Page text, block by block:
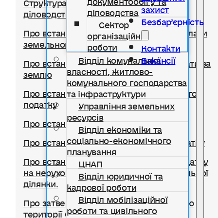
діловодства
Сектор
організаційної
роботи
Відділ комунальної
власності, житлово-
комунального господарства
та інфраструктури
Управління земельних
ресурсів
Відділ економіки та
соціально-економічного
планування
ЦНАП
Відділ юридичної та
кадрової роботи
Відділ мобілізаційної
роботи та цивільного
захист
Безбар’єрність
Контакти
Вакансії
діловодства та організаційної роботи
Про встановлення ставок та пільг із сплати
земельного податку
Про встановлення ставок орендної плати за
землю
Про встановлення ставки транспортного
податку
Про встановлення туристичного збору
Про встановлення ставок єдиного податку
Про встановлення ставок із сплати податку
на нерухоме майно, відмінне від земельної
ділянки.
Про затвердження Правил благоустрою
території Солотвинської селищної